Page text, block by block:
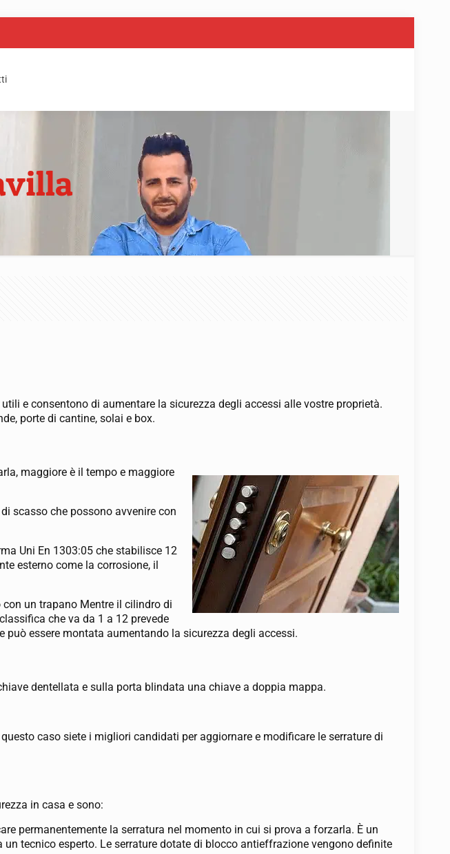
e consentono di aumentare la sicurezza degli accessi alle vostre proprietà.
porte di cantine, solai e box.
maggiore è il tempo e maggiore
scasso che possono avvenire con
Uni En 1303:05 che stabilisce 12
esterno come la corrosione, il
un trapano Mentre il cilindro di
che va da 1 a 12 prevede
essere montata aumentando la sicurezza degli accessi.
dentellata e sulla porta blindata una chiave a doppia mappa.
caso siete i migliori candidati per aggiornare e modificare le serrature di
in casa e sono:
permanentemente la serratura nel momento in cui si prova a forzarla. È un
tecnico esperto. Le serrature dotate di blocco antieffrazione vengono definite